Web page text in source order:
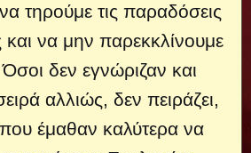
τηρούμε τις παραδόσεις
και να μην παρεκκλίνουμε
δεν εγνώριζαν και
αλλιώς, δεν πειράζει,
έμαθαν καλύτερα να